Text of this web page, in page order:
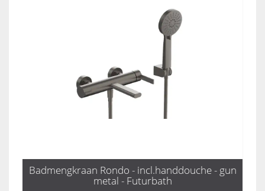
Badmengkraan Rondo - incl.handdouche - gun
metal - Futurbath